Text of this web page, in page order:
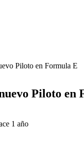
Piloto en Formula E
Piloto en
1 año